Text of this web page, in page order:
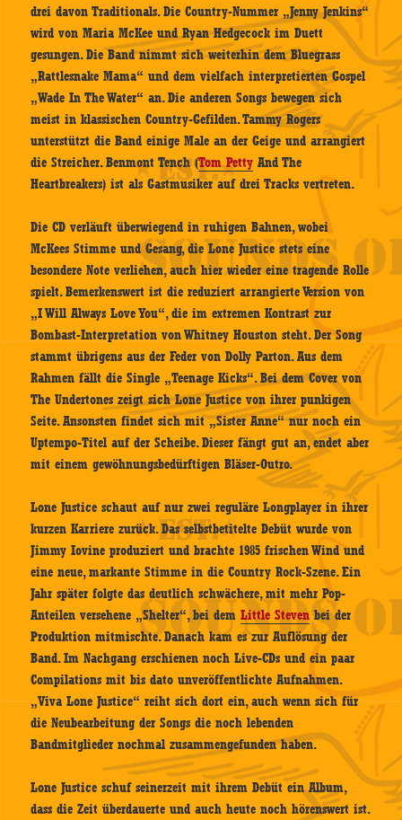
drei davon Traditionals. Die Country-Nummer „Jenny Jenkins“
wird von Maria McKee und Ryan Hedgecock im Duett
gesungen. Die Band nimmt sich weiterhin dem Bluegrass
„Rattlesnake Mama“ und dem vielfach interpretierten Gospel
„Wade In The Water“ an. Die anderen Songs bewegen sich
meist in klassischen Country-Gefilden. Tammy Rogers
unterstützt die Band einige Male an der Geige und arrangiert
die Streicher. Benmont Tench (Tom Petty And The
Heartbreakers) ist als Gastmusiker auf drei Tracks vertreten.
Die CD verläuft überwiegend in ruhigen Bahnen, wobei
McKees Stimme und Gesang, die Lone Justice stets eine
besondere Note verliehen, auch hier wieder eine tragende Rolle
spielt. Bemerkenswert ist die reduziert arrangierte Version von
„I Will Always Love You“, die im extremen Kontrast zur
Bombast-Interpretation von Whitney Houston steht. Der Song
stammt übrigens aus der Feder von Dolly Parton. Aus dem
Rahmen fällt die Single „Teenage Kicks“. Bei dem Cover von
The Undertones zeigt sich Lone Justice von ihrer punkigen
Seite. Ansonsten findet sich mit „Sister Anne“ nur noch ein
Uptempo-Titel auf der Scheibe. Dieser fängt gut an, endet aber
mit einem gewöhnungsbedürftigen Bläser-Outro.
Lone Justice schaut auf nur zwei reguläre Longplayer in ihrer
kurzen Karriere zurück. Das selbstbetitelte Debüt wurde von
Jimmy Iovine produziert und brachte 1985 frischen Wind und
eine neue, markante Stimme in die Country Rock-Szene. Ein
Jahr später folgte das deutlich schwächere, mit mehr Pop-
Anteilen versehene „Shelter“, bei demLittle Stevenbei der
Produktion mitmischte. Danach kam es zur Auflösung der
Band. Im Nachgang erschienen noch Live-CDs und ein paar
Compilations mit bis dato unveröffentlichte Aufnahmen.
„Viva Lone Justice“ reiht sich dort ein, auch wenn sich für
die Neubearbeitung der Songs die noch lebenden
Bandmitglieder nochmal zusammengefunden haben.
Lone Justice schuf seinerzeit mit ihrem Debüt ein Album,
dass die Zeit überdauerte und auch heute noch hörenswert ist.